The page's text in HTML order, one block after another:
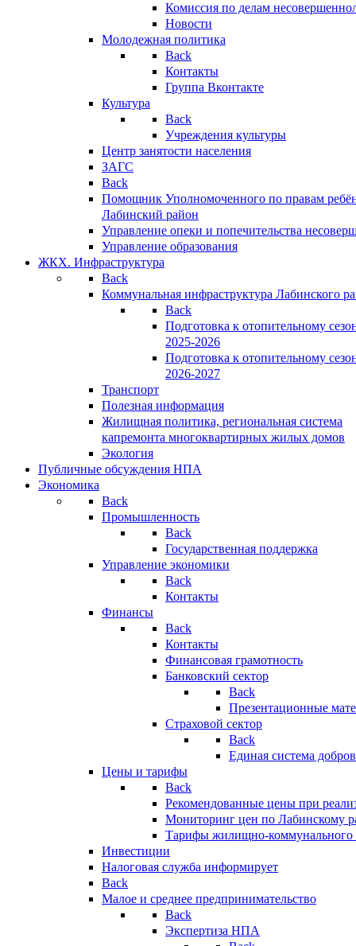
Комиссия по делам
Новости
Молодежная политика
Back
Контакты
Группа Вконтакте
Культура
Back
Учреждения культуры
Центр занятости населения
ЗАГС
Back
Помощник Уполномоченного по правам
Лабинский район
Управление опеки и попечительства
Управление образования
ЖКХ. Инфраструктура
Back
Коммунальная инфраструктура Лабинского
Back
Подготовка к отопительному
2025-2026
Подготовка к отопительному
2026-2027
Транспорт
Полезная информация
Жилищная политика, региональная система
капремонта многоквартирных жилых домов
Экология
Публичные обсуждения НПА
Экономика
Back
Промышленность
Back
Государственная поддержка
Управление экономики
Back
Контакты
Финансы
Back
Контакты
Финансовая грамотность
Банковский сектор
Back
Презентационные
Страховой сектор
Back
Единая система
Цены и тарифы
Back
Рекомендованные цены при
Мониторинг цен по Лабинскому
Тарифы жилищно-коммунального
Инвестиции
Налоговая служба информирует
Back
Малое и среднее предпринимательство
Back
Экспертиза НПА